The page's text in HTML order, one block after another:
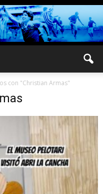
con "Christian Armas"